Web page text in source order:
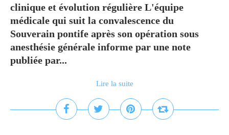
clinique et évolution régulière L'équipe
médicale qui suit la convalescence du
Souverain pontife après son opération sous
anesthésie générale informe par une note
publiée par...
Lire la suite